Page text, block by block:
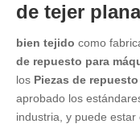
de tejer
bien tejido como
de repuesto para
los Piezas de
aprobado los
industria, y puede